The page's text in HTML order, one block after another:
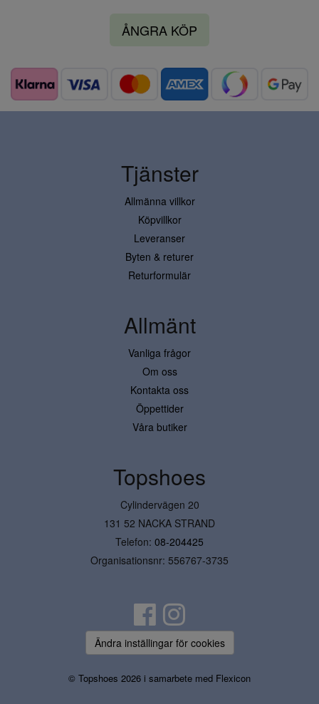
ÅNGRA KÖP
Tjänster
Allmänna villkor
Köpvillkor
Leveranser
Byten & returer
Returformulär
Allmänt
Vanliga frågor
Om oss
Kontakta oss
Öppettider
Våra butiker
Topshoes
Cylindervägen 20
131 52 NACKA STRAND
Telefon: 08-204425
Organisationsnr: 556767-3735
Ändra inställingar för cookies
© Topshoes 2026 i samarbete med Flexicon